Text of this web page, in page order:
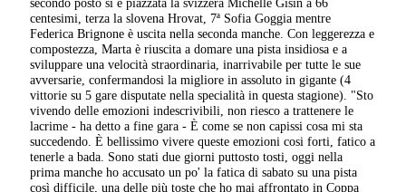
secondo posto si è piazzata la svizzera Michelle Gisin a 66
centesimi, terza la slovena Hrovat, 7ª Sofia Goggia mentre
Federica Brignone è uscita nella seconda manche. Con leggerezza e
compostezza, Marta è riuscita a domare una pista insidiosa e a
sviluppare una velocità straordinaria, inarrivabile per tutte le sue
avversarie, confermandosi la migliore in assoluto in gigante (4
vittorie su 5 gare disputate nella specialità in questa stagione). "Sto
vivendo delle emozioni indescrivibili, non riesco a trattenere le
lacrime - ha detto a fine gara - È come se non capissi cosa mi sta
succedendo. È bellissimo vivere queste emozioni cosi forti, fatico a
tenerle a bada. Sono stati due giorni puttosto tosti, oggi nella
prima manche ho accusato un po' la fatica di sabato su una pista
così difficile, una delle più toste che ho mai affrontato in Coppa